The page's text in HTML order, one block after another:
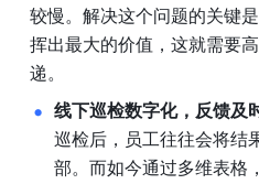
较慢。解决这个问题的关键
挥出最大的价值，这就需要
递。
线下巡检数字化，反馈及
巡检后，员工往往会将结
部。而如今通过多维表格